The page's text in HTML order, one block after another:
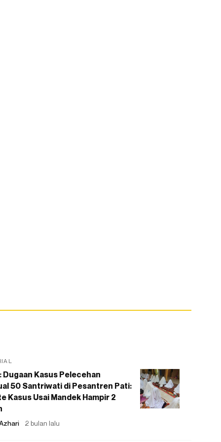
Dugaan Kasus Pelecehan
50 Santriwati di Pesantren Pati:
Kasus Usai Mandek Hampir 2
2 bulan lalu